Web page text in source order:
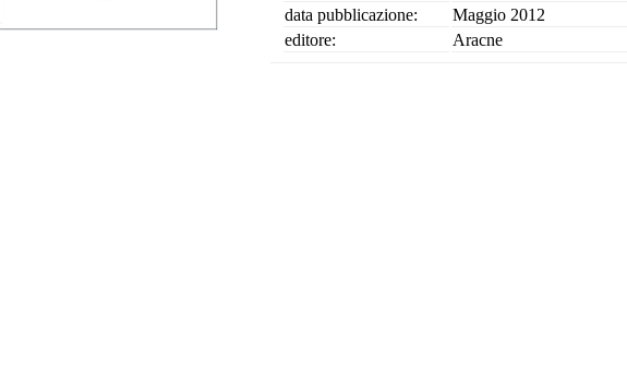
data pubblicazione:
Maggio 2012
editore:
Aracne